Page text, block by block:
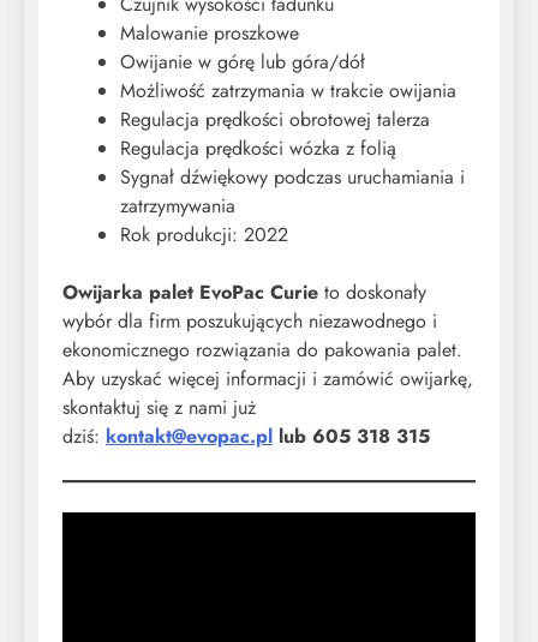
Malowanie proszkowe
Owijanie w górę lub góra/dół
Możliwość zatrzymania w trakcie owijania
Regulacja prędkości obrotowej talerza
Regulacja prędkości wózka z folią
Sygnał dźwiękowy podczas uruchamiania i
zatrzymywania
Rok produkcji: 2022
Owijarka palet EvoPac Curie to doskonały
wybór dla firm poszukujących niezawodnego i
ekonomicznego rozwiązania do pakowania palet.
Aby uzyskać więcej informacji i zamówić owijarkę,
skontaktuj się z nami już
dziś: kontakt@evopac.pl lub 605 318 315